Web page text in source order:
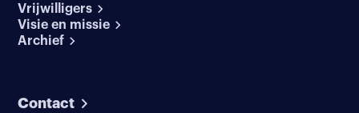
Vrijwilligers
Visie en missie
Archief
Contact